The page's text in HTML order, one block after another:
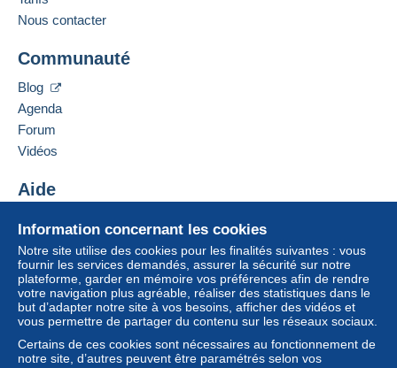
Information concernant les cookies
Notre site utilise des cookies pour les finalités suivantes : vous
fournir les services demandés, assurer la sécurité sur notre
plateforme, garder en mémoire vos préférences afin de rendre
votre navigation plus agréable, réaliser des statistiques dans le
but d’adapter notre site à vos besoins, afficher des vidéos et
vous permettre de partager du contenu sur les réseaux sociaux.
Certains de ces cookies sont nécessaires au fonctionnement de
notre site, d’autres peuvent être paramétrés selon vos
Nous contacter
Communauté
Blog
Agenda
Forum
Vidéos
Aide
Acheter sur Delcampe
Vendre sur Delcampe
Un site sécurisé